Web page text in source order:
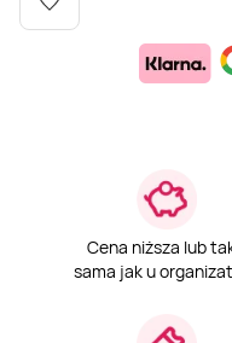
Cena niższa lub
sama jak u